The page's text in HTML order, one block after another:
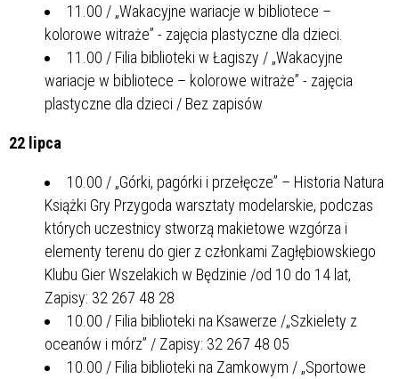
11.00 / „Wakacyjne wariacje w bibliotece –
kolorowe witraże” - zajęcia plastyczne dla dzieci.
11.00 / Filia biblioteki w Łagiszy / „Wakacyjne
wariacje w bibliotece – kolorowe witraże” - zajęcia
plastyczne dla dzieci / Bez zapisów
22 lipca
10.00 / „Górki, pagórki i przełęcze” – Historia Natura
Książki Gry Przygoda warsztaty modelarskie, podczas
których uczestnicy stworzą makietowe wzgórza i
elementy terenu do gier z członkami Zagłębiowskiego
Klubu Gier Wszelakich w Będzinie /od 10 do 14 lat,
Zapisy: 32 267 48 28
10.00 / Filia biblioteki na Ksawerze /„Szkielety z
oceanów i mórz” / Zapisy: 32 267 48 05
10.00 / Filia biblioteki na Zamkowym / „Sportowe